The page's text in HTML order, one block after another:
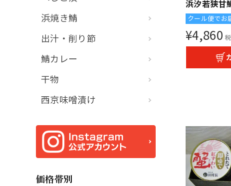
浜焼き鯖
出汁・削り節
鯖カレー
干物
西京味噌漬け
価格帯別
浜汐若狭甘
クール便でお
¥4,860